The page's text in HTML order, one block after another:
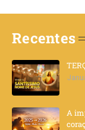
Recentes
A